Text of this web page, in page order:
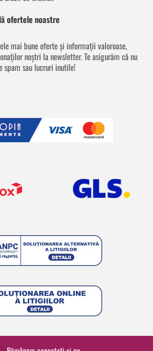
ofertele noastre
mai bune oferte și informații valoroase,
noștri la newsletter. Te asigurăm că nu
spam sau lucruri inutile!